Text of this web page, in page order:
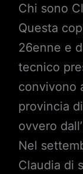
Chi sono
Questa
26enne e
tecnico
convivono
provincia
ovvero
Nel
Claudia di